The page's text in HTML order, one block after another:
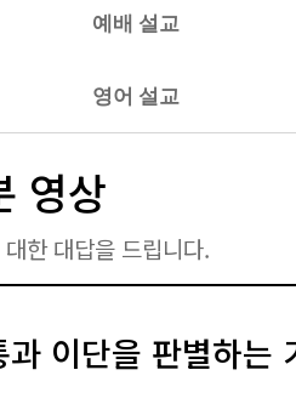
예배 설교
영어 설교
영상
한 대답을 드립니다.
이단을 판별하는